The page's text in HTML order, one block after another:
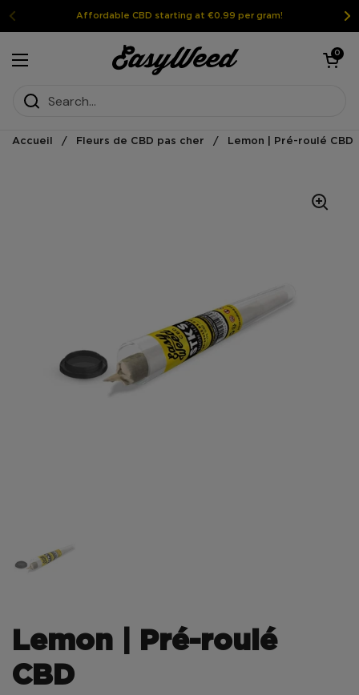
Skip to contentAffordable CBD starting at €0.99 per gram!
Open the menu
Open the 0
Accueil / Fleurs de CBD pas cher / Lemon | Pré-roulé CBD
Lemon | Pré-roulé
CBD